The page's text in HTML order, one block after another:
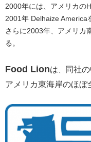
2000年には、アメリカの
2001年 Delhaize America
さらに2003年、アメリカ
る。
Food Lionは
同社
アメリカ東海岸のほぼ